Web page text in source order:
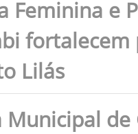
Feminina e
fortalecem
Lilás
Municipal